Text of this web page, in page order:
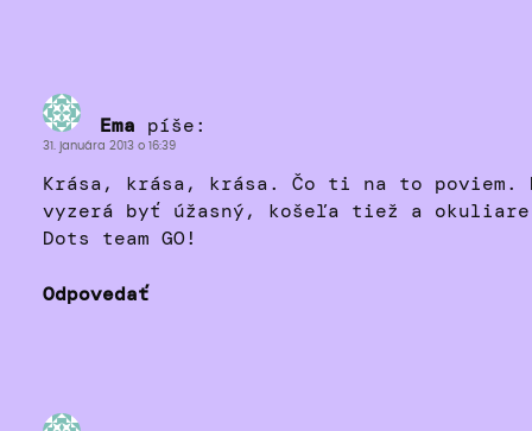
Ema píše:
31. januára 2013 o 16:39
Krása, krása, krása. Čo ti na to poviem.
vyzerá byť úžasný, košeľa tiež a okuliare
Dots team GO!
Odpovedať